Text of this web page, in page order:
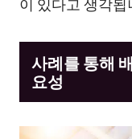
사례를 통해
요성